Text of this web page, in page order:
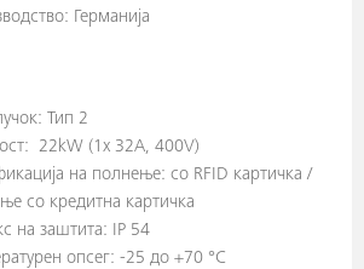
Германија
Тип 2
22kW (1x 32A, 400V)
на полнење: со RFID картичка /
со кредитна картичка
на заштита: IP 54
опсег: -25 до +70 °С